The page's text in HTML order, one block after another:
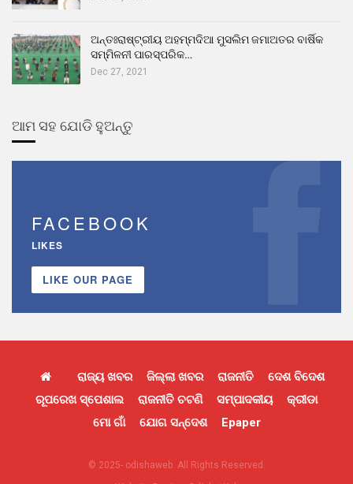
ଅନ୍ତଃରାଷ୍ଟ୍ରୀୟ ଅହମ୍ମଦିଆ ମୁସଲିମ ଜମାଅତର ବାର୍ଷିକ
ସମ୍ମିଳନୀ ପାରସ୍ପରିକ…
Dec 27, 2021
ଆମ ସହ ଯୋଡି ହୁଅନ୍ତୁ
FACEBOOK
LIKES
LIKE OUR PAGE
ରାଜ୍ୟ ଖବର ଜିଲ୍ଲା ଖବର ରାଜନୀତି
ଦେଶ ବିଦେଶ
ରୂପରେଖ ସ୍ପେଶାଲ
ରାଜନୀତି ଚଟଣି ସମ୍ପାଦକୀୟ
କ୍ରୀଡା
ମୋ ଗାଁ
ଯୋଗ ସନ୍ଦେଶ Epaper
© 2025- odishaweb. All Rights Reserved.